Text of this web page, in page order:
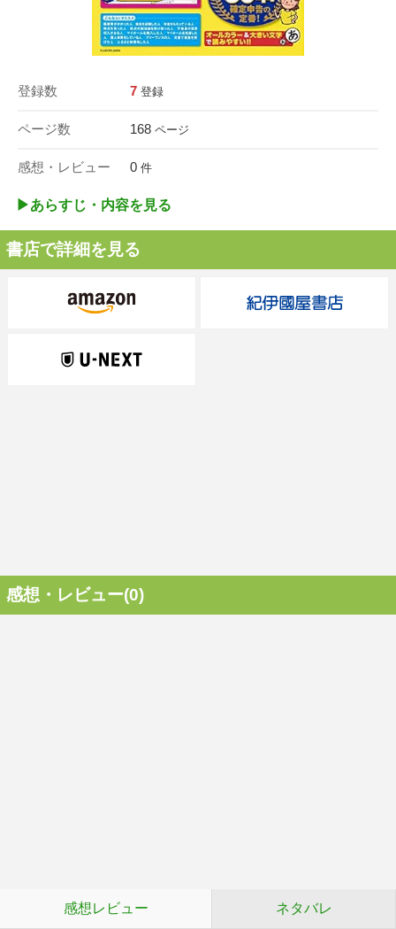
登録数 7 登録
ページ数 168 ページ
感想・レビュー 0 件
▶︎あらすじ・内容を見る
書店で詳細を見る
感想・レビュー(0)
感想レビュー ネタバレ